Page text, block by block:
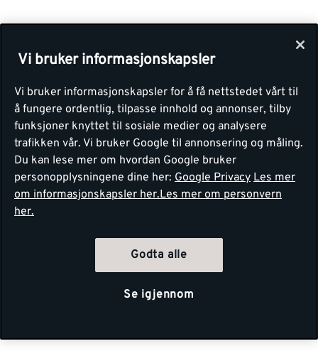
Vi bruker informasjonskapsler
Vi bruker informasjonskapsler for å få nettstedet vårt til
å fungere ordentlig, tilpasse innhold og annonser, tilby
funksjoner knyttet til sosiale medier og analysere
trafikken vår. Vi bruker Google til annonsering og måling.
Du kan lese mer om hvordan Google bruker
personopplysningene dine her: Google Privacy Les mer
om informasjonskapsler her.Les mer om personvern
her.
Godta alle
Se igjennom